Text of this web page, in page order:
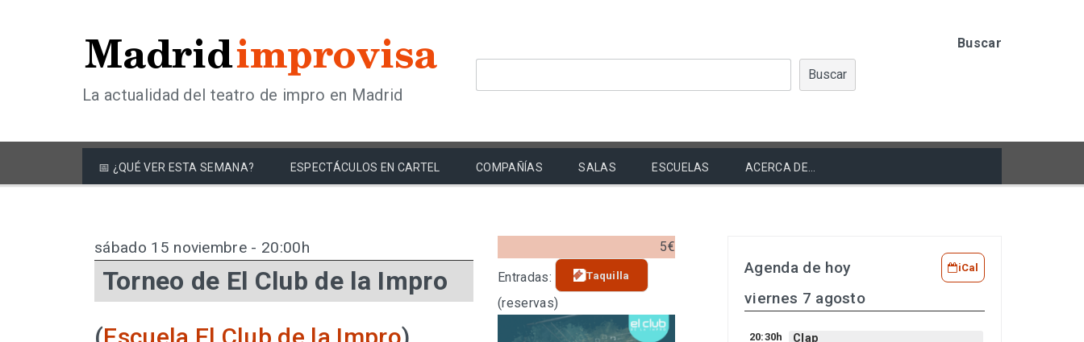
La actualidad del teatro de impro en Madrid
Buscar
Buscar
📅 ¿QUÉ VER ESTA SEMANA? ESPECTÁCULOS EN CARTEL COMPAÑÍAS SALAS ESCUELAS ACERCA DE…
sábado 15 noviembre - 20:00h
Torneo de El Club de la Impro
5€
Entradas:
Taquilla
(reservas)
Agenda de hoy iCal
viernes 7 agosto
20:30h Clap